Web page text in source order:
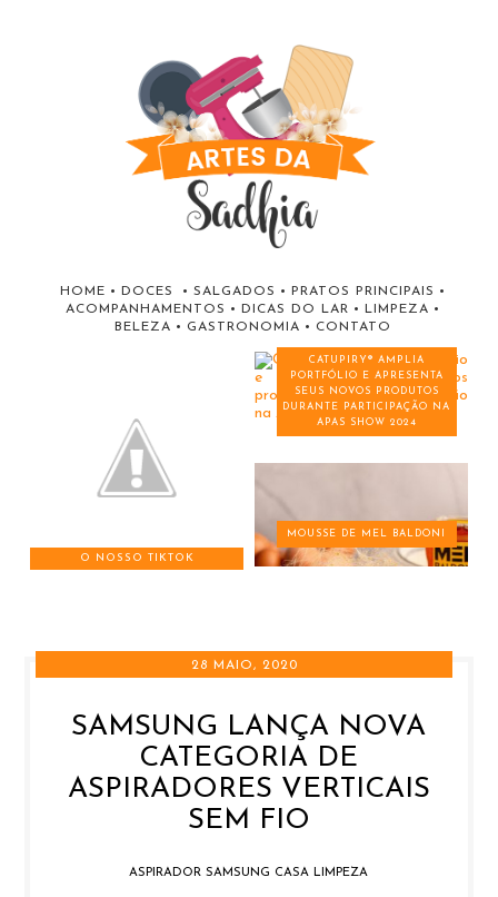
HOME • DOCES • SALGADOS • PRATOS PRINCIPAIS •
ACOMPANHAMENTOS • DICAS DO LAR • LIMPEZA •
BELEZA • GASTRONOMIA • CONTATO
O NOSSO TIKTOK
CATUPIRY® AMPLIA
PORTFÓLIO E APRESENTA
SEUS NOVOS PRODUTOS
DURANTE PARTICIPAÇÃO NA
APAS SHOW 2024
MOUSSE DE MEL BALDONI
28 MAIO, 2020
SAMSUNG LANÇA NOVA
CATEGORIA DE
ASPIRADORES VERTICAIS
SEM FIO
ASPIRADOR SAMSUNG CASA LIMPEZA